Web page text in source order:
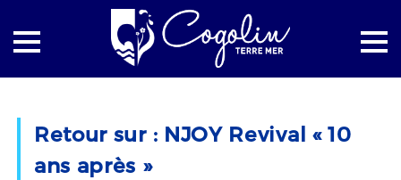
Retour sur : NJOY Revival « 10
ans après »